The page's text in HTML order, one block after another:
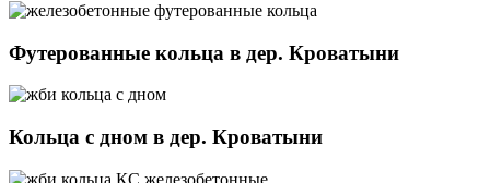
Футерованные кольца в дер. Кроватыни
Кольца с дном в дер. Кроватыни